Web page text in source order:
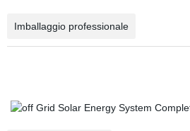
Imballaggio professionale